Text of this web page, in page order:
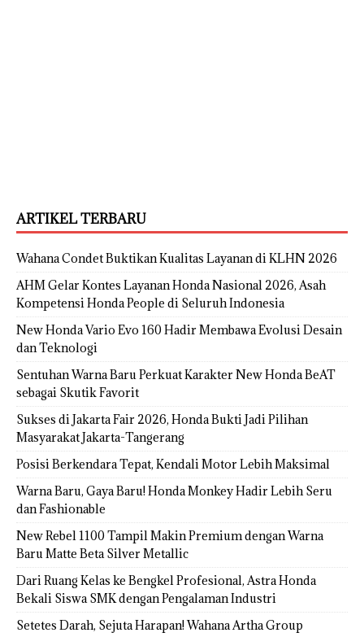
ARTIKEL TERBARU
Wahana Condet Buktikan Kualitas Layanan di KLHN 2026
AHM Gelar Kontes Layanan Honda Nasional 2026, Asah
Kompetensi Honda People di Seluruh Indonesia
New Honda Vario Evo 160 Hadir Membawa Evolusi Desain
dan Teknologi
Sentuhan Warna Baru Perkuat Karakter New Honda BeAT
sebagai Skutik Favorit
Sukses di Jakarta Fair 2026, Honda Bukti Jadi Pilihan
Masyarakat Jakarta-Tangerang
Posisi Berkendara Tepat, Kendali Motor Lebih Maksimal
Warna Baru, Gaya Baru! Honda Monkey Hadir Lebih Seru
dan Fashionable
New Rebel 1100 Tampil Makin Premium dengan Warna
Baru Matte Beta Silver Metallic
Dari Ruang Kelas ke Bengkel Profesional, Astra Honda
Bekali Siswa SMK dengan Pengalaman Industri
Setetes Darah, Sejuta Harapan! Wahana Artha Group